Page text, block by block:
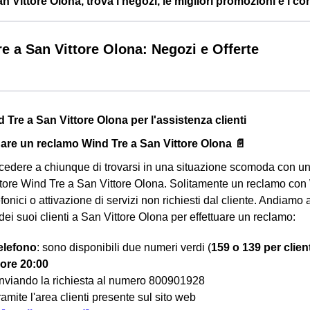
a San Vittore Olona: Negozi e Offerte
Tre a San Vittore Olona per l'assistenza clienti
un reclamo Wind Tre a San Vittore Olona 📄
a chiunque di trovarsi in una situazione scomoda con
Wind Tre a San Vittore Olona. Solitamente un reclamo
o attivazione di servizi non richiesti dal cliente. Andiamo
suoi clienti a San Vittore Olona per effettuare un reclamo:
: sono disponibili due numeri verdi (159 o 139 per
20:00
la richiesta al numero 800901928
l'area clienti presente sul sito web